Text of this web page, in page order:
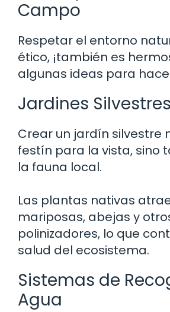
Campo
Respetar el entorno
ético, ¡también es
algunas ideas para
Jardines Silvestres
Crear un jardín silvestre
festín para la vista, sino
la fauna local.
Las plantas nativas
mariposas, abejas y
polinizadores, lo que
salud del ecosistema.
Sistemas de
Agua